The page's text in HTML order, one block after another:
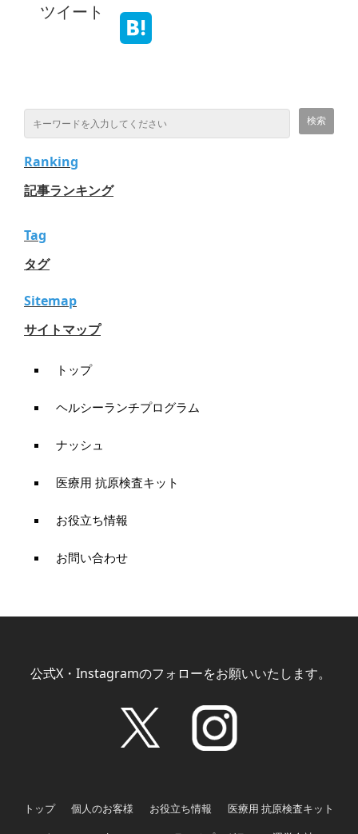
ツイート
Ranking
記事ランキング
Tag
タグ
Sitemap
サイトマップ
トップ
ヘルシーランチプログラム
ナッシュ
医療用 抗原検査キット
お役立ち情報
お問い合わせ
公式X・Instagramのフォローをお願いいたします。
トップ 個人のお客様 お役立ち情報
医療用 抗原検査キット